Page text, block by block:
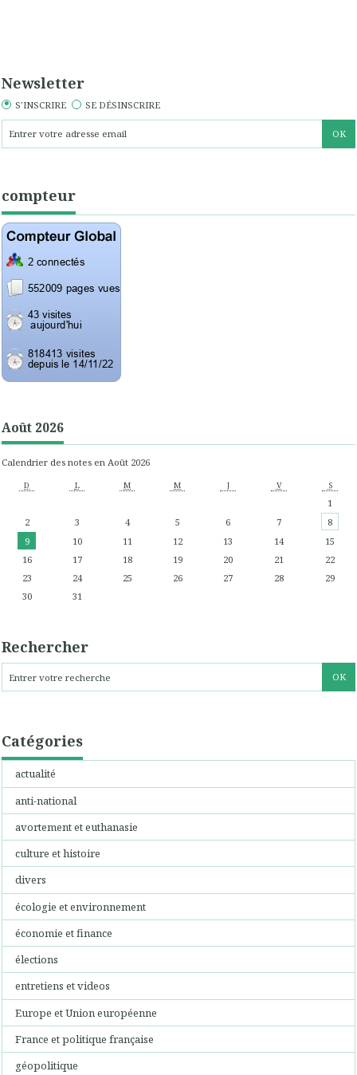
Newsletter
S'INSCRIRE SE DÉSINSCRIRE
compteur
Août 2026
Calendrier des notes en Août 2026
D L M M J V S
1
2
3 4 5 6 7
8
9
10 11 12 13 14
15
16
17 18 19 20 21
22
23
24 25 26 27 28
29
30
31
Rechercher
Catégories
actualité
anti-national
avortement et euthanasie
culture et histoire
divers
écologie et environnement
économie et finance
élections
entretiens et videos
Europe et Union européenne
France et politique française
géopolitique